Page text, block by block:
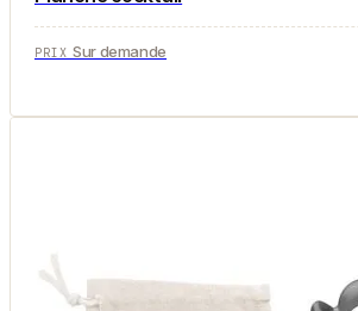
PRIX Sur demande